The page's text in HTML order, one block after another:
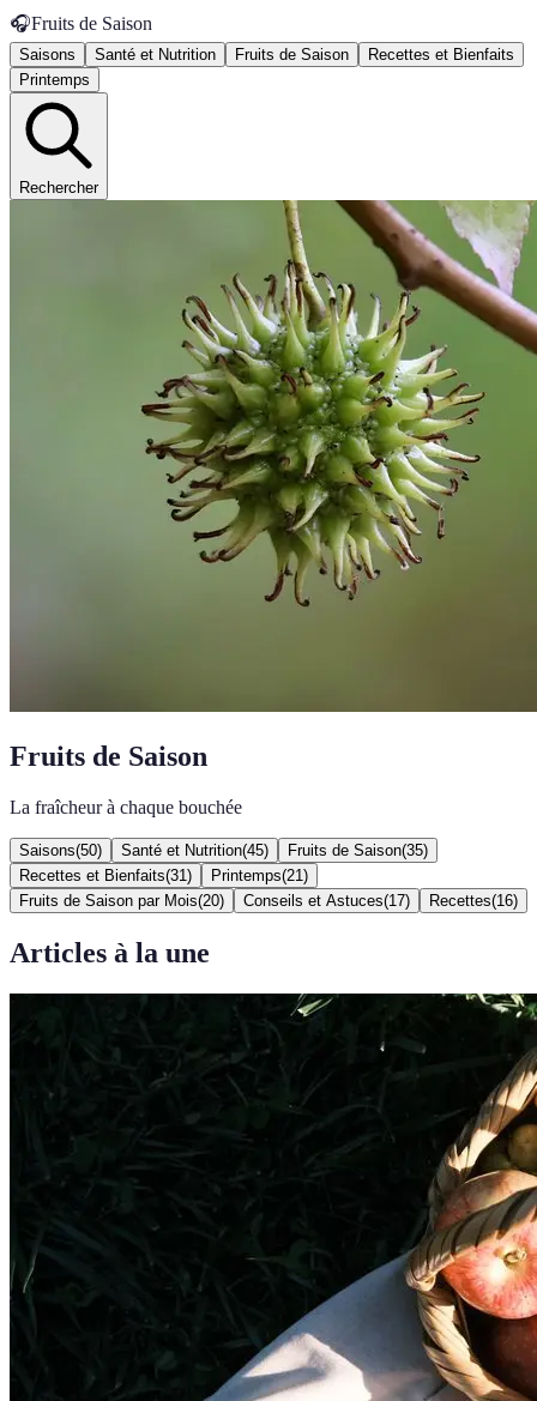
🎧Fruits de Saison
Saisons Santé et Nutrition Fruits de Saison
Recettes et Bienfaits
Printemps
Rechercher
Fruits de Saison
La fraîcheur à chaque bouchée
Saisons(50) Santé et Nutrition(45) Fruits de Saison(35)
Recettes et Bienfaits(31 ) Printemps(21 )
Fruits de Saison par Mois(20) Conseils et Astuces(17) Recettes(16)
Articles à la une